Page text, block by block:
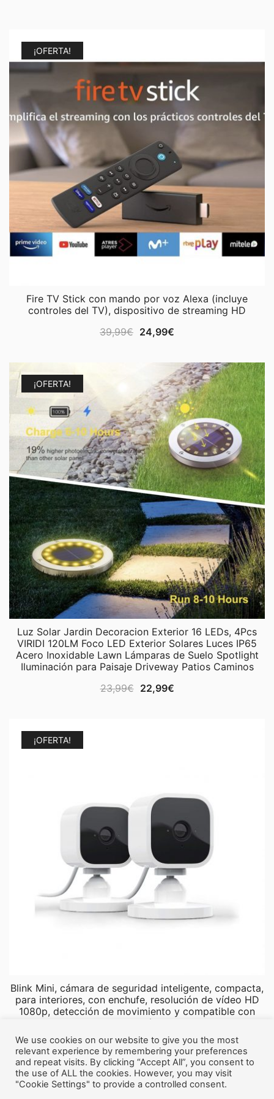
¡OFERTA!
Fire TV Stick con mando por voz Alexa (incluye
controles del TV), dispositivo de streaming HD
39,99€ El
original
39,99€.
24,99€
actual
es:
24,99€.
¡OFERTA!
Luz Solar Jardin Decoracion Exterior 16 LEDs, 4Pcs
VIRIDI 120LM Foco LED Exterior Solares Luces IP65
Acero Inoxidable Lawn Lámparas de Suelo Spotlight
Iluminación para Paisaje Driveway Patios Caminos
23,99€ El
22,99€El
¡OFERTA!
Blink Mini, cámara de seguridad inteligente, compacta,
para interiores, con enchufe, resolución de vídeo HD
1080p, detección de movimiento y compatible con
Alexa – 2 Cámaras
69,98€ El
precio
original
era:
44,99€El
precio
actual
es:
We use cookies on our website to give you the most
relevant experience by remembering your preferences
and repeat visits. By clicking “Accept All”, you consent to
the use of ALL the cookies. However, you may visit
"Cookie Settings" to provide a controlled consent.